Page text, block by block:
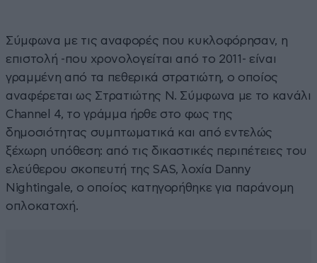
Σύμφωνα με τις αναφορές που κυκλοφόρησαν, η
επιστολή -που χρονολογείται από το 2011- είναι
γραμμένη από τα πεθερικά στρατιώτη, ο οποίος
αναφέρεται ως Στρατιώτης Ν. Σύμφωνα με το κανάλι
Channel 4, το γράμμα ήρθε στο φως της
δημοσιότητας συμπτωματικά και από εντελώς
ξέχωρη υπόθεση: από τις δικαστικές περιπέτειες του
ελεύθερου σκοπευτή της SAS, λοχία Danny
Nightingale, ο οποίος κατηγορήθηκε για παράνομη
οπλοκατοχή.